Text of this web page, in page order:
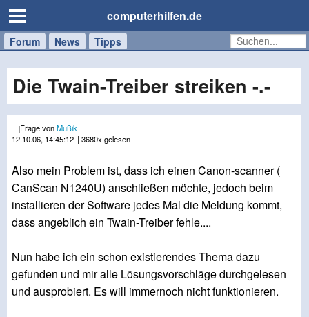
computerhilfen.de
Forum News Tipps
Handy
Tablet
Windows
Mac
Die Twain-Treiber streiken -.-
Frage vonMußik
12.10.06, 14:45:12 | 3680x gelesen
Also mein Problem ist, dass ich einen Canon-scanner (
CanScan N1240U) anschließen möchte, jedoch beim
installieren der Software jedes Mal die Meldung kommt,
dass angeblich ein Twain-Treiber fehle....
Nun habe ich ein schon existierendes Thema dazu
gefunden und mir alle Lösungsvorschläge durchgelesen
und ausprobiert. Es will immernoch nicht funktionieren.